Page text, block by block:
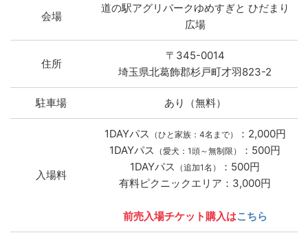
会場
道の駅アグリパークゆめすぎと ひだまり
広場
住所
〒345-0014
埼玉県北葛飾郡杉戸町才羽823-2
駐車場 あり（無料）
入場料
1DAYパス （ひと家族：4名まで）
：2,000円
1DAYパス （愛犬：1頭～無制限）
：500円
1DAYパス （追加1名）
：500円
有料ピクニックエリア：3,000円
前売入場チケット購入はこちら